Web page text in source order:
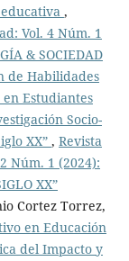
,
Vol. 4 Núm. 1
& SOCIEDAD
de Habilidades
Estudiantes
Socio-
XX” , Revista
Núm. 1 (2024):
XX”
Cortez Torrez,
en Educación
del Impacto y